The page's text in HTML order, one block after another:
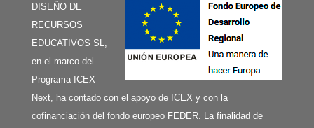
DISEÑO DE
RECURSOS
EDUCATIVOS SL,
en el marco del
Programa ICEX
Next, ha contado con el apoyo de ICEX y con la
cofinanciación del fondo europeo FEDER. La finalidad de